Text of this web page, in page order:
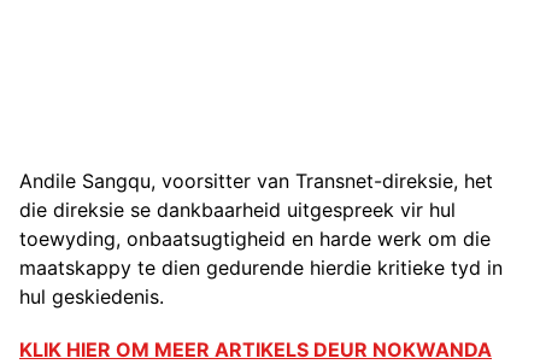
Andile Sangqu, voorsitter van Transnet-direksie, het
die direksie se dankbaarheid uitgespreek vir hul
toewyding, onbaatsugtigheid en harde werk om die
maatskappy te dien gedurende hierdie kritieke tyd in
hul geskiedenis.
KLIK HIER OM MEER ARTIKELS DEUR NOKWANDA